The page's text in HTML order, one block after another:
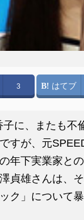
3 はてブ
に、またも不
すが、元
年下実業家と
貞雄さんは、
ク」について暴